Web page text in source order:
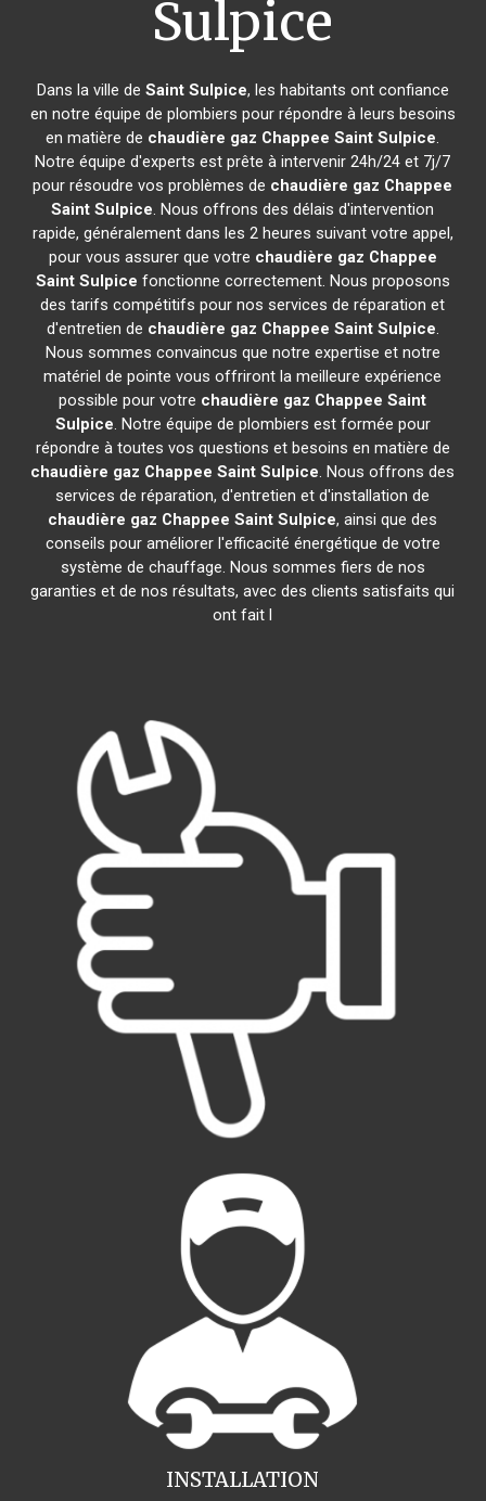
Sulpice
Dans la ville de Saint Sulpice, les habitants ont confiance
en notre équipe de plombiers pour répondre à leurs besoins
en matière de chaudière gaz Chappee Saint Sulpice.
Notre équipe d'experts est prête à intervenir 24h/24 et 7j/7
pour résoudre vos problèmes de chaudière gaz Chappee
Saint Sulpice. Nous offrons des délais d'intervention
rapide, généralement dans les 2 heures suivant votre appel,
pour vous assurer que votre chaudière gaz Chappee
Saint Sulpice fonctionne correctement. Nous proposons
des tarifs compétitifs pour nos services de réparation et
d'entretien de chaudière gaz Chappee Saint Sulpice.
Nous sommes convaincus que notre expertise et notre
matériel de pointe vous offriront la meilleure expérience
possible pour votre chaudière gaz Chappee Saint
Sulpice. Notre équipe de plombiers est formée pour
répondre à toutes vos questions et besoins en matière de
chaudière gaz Chappee Saint Sulpice. Nous offrons des
services de réparation, d'entretien et d'installation de
chaudière gaz Chappee Saint Sulpice, ainsi que des
conseils pour améliorer l'efficacité énergétique de votre
système de chauffage. Nous sommes fiers de nos
garanties et de nos résultats, avec des clients satisfaits qui
ont fait l
INSTALLATION